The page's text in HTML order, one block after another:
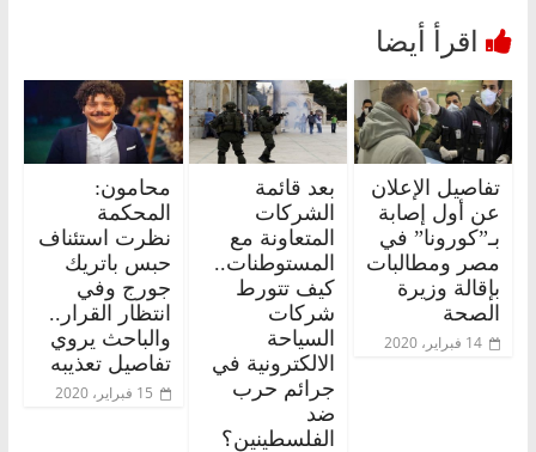
تفاصيل الإعلان
عن أول إصابة
بـ”كورونا” في
مصر ومطالبات
بإقالة وزيرة
الصحة
14 فبراير، 2020
بعد قائمة
الشركات
المتعاونة مع
المستوطنات..
كيف تتورط
شركات
السياحة
الالكترونية في
جرائم حرب
ضد
الفلسطينين؟
محامون:
المحكمة
نظرت استئناف
حبس باتريك
جورج وفي
انتظار القرار..
والباحث يروي
تفاصيل تعذيبه
15 فبراير، 2020